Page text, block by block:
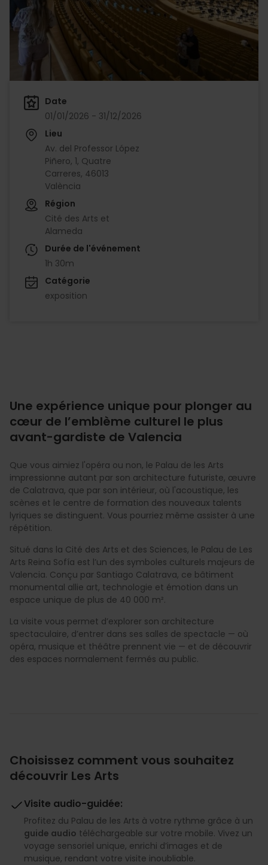
Date
01/01/2026 - 31/12/2026
Lieu
Av. del Professor López
Piñero, 1, Quatre
Carreres, 46013
València
Région
Cité des Arts et
Alameda
Durée de l'événement
1h 30m
Catégorie
exposition
Une expérience unique pour plonger au
cœur de l’emblème culturel le plus
avant-gardiste de Valencia
Que vous aimiez l'opéra ou non, le Palau de les Arts
impressionne autant par son architecture futuriste, œuvre
de Calatrava, que par son intérieur, où l'acoustique, les
scènes et le centre de formation des nouveaux talents
lyriques se distinguent. Vous pourriez même assister à une
répétition.
Situé dans la Cité des Arts et des Sciences, le Palau de Les
Arts Reina Sofía est l’un des symboles culturels majeurs de
Valencia. Conçu par Santiago Calatrava, ce bâtiment
monumental allie art, technologie et émotion dans un
espace unique de plus de 40 000 m².
La visite vous permet d’explorer son architecture
spectaculaire, d’entrer dans ses salles de spectacle — où
opéra, musique et théâtre prennent vie — et de découvrir
des espaces normalement fermés au public.
Choisissez comment vous souhaitez
découvrir Les Arts
Visite audio-guidée:
Profitez du Palau de les Arts à votre rythme grâce à un
guide audio téléchargeable sur votre mobile. Vivez un
voyage sensoriel unique, enrichi d’images et de
musique, rendant votre visite inoubliable.